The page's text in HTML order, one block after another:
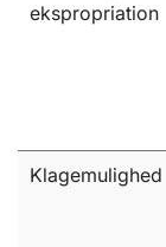
ekspropriation
Klagemulighed